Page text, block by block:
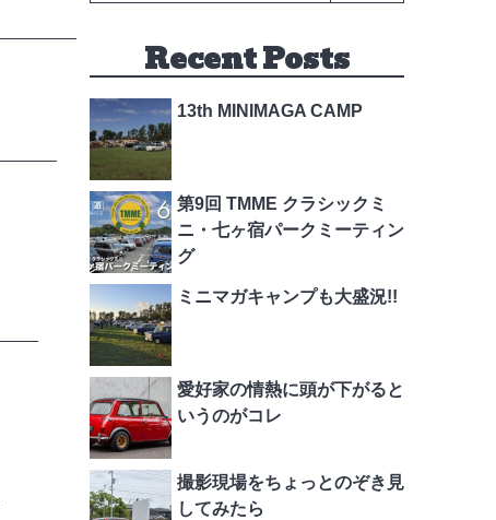
Recent Posts
13th MINIMAGA CAMP
第9回 TMME クラシックミ
ニ・七ヶ宿パークミーティン
グ
ミニマガキャンプも大盛況!!
愛好家の情熱に頭が下がると
いうのがコレ
撮影現場をちょっとのぞき見
してみたら